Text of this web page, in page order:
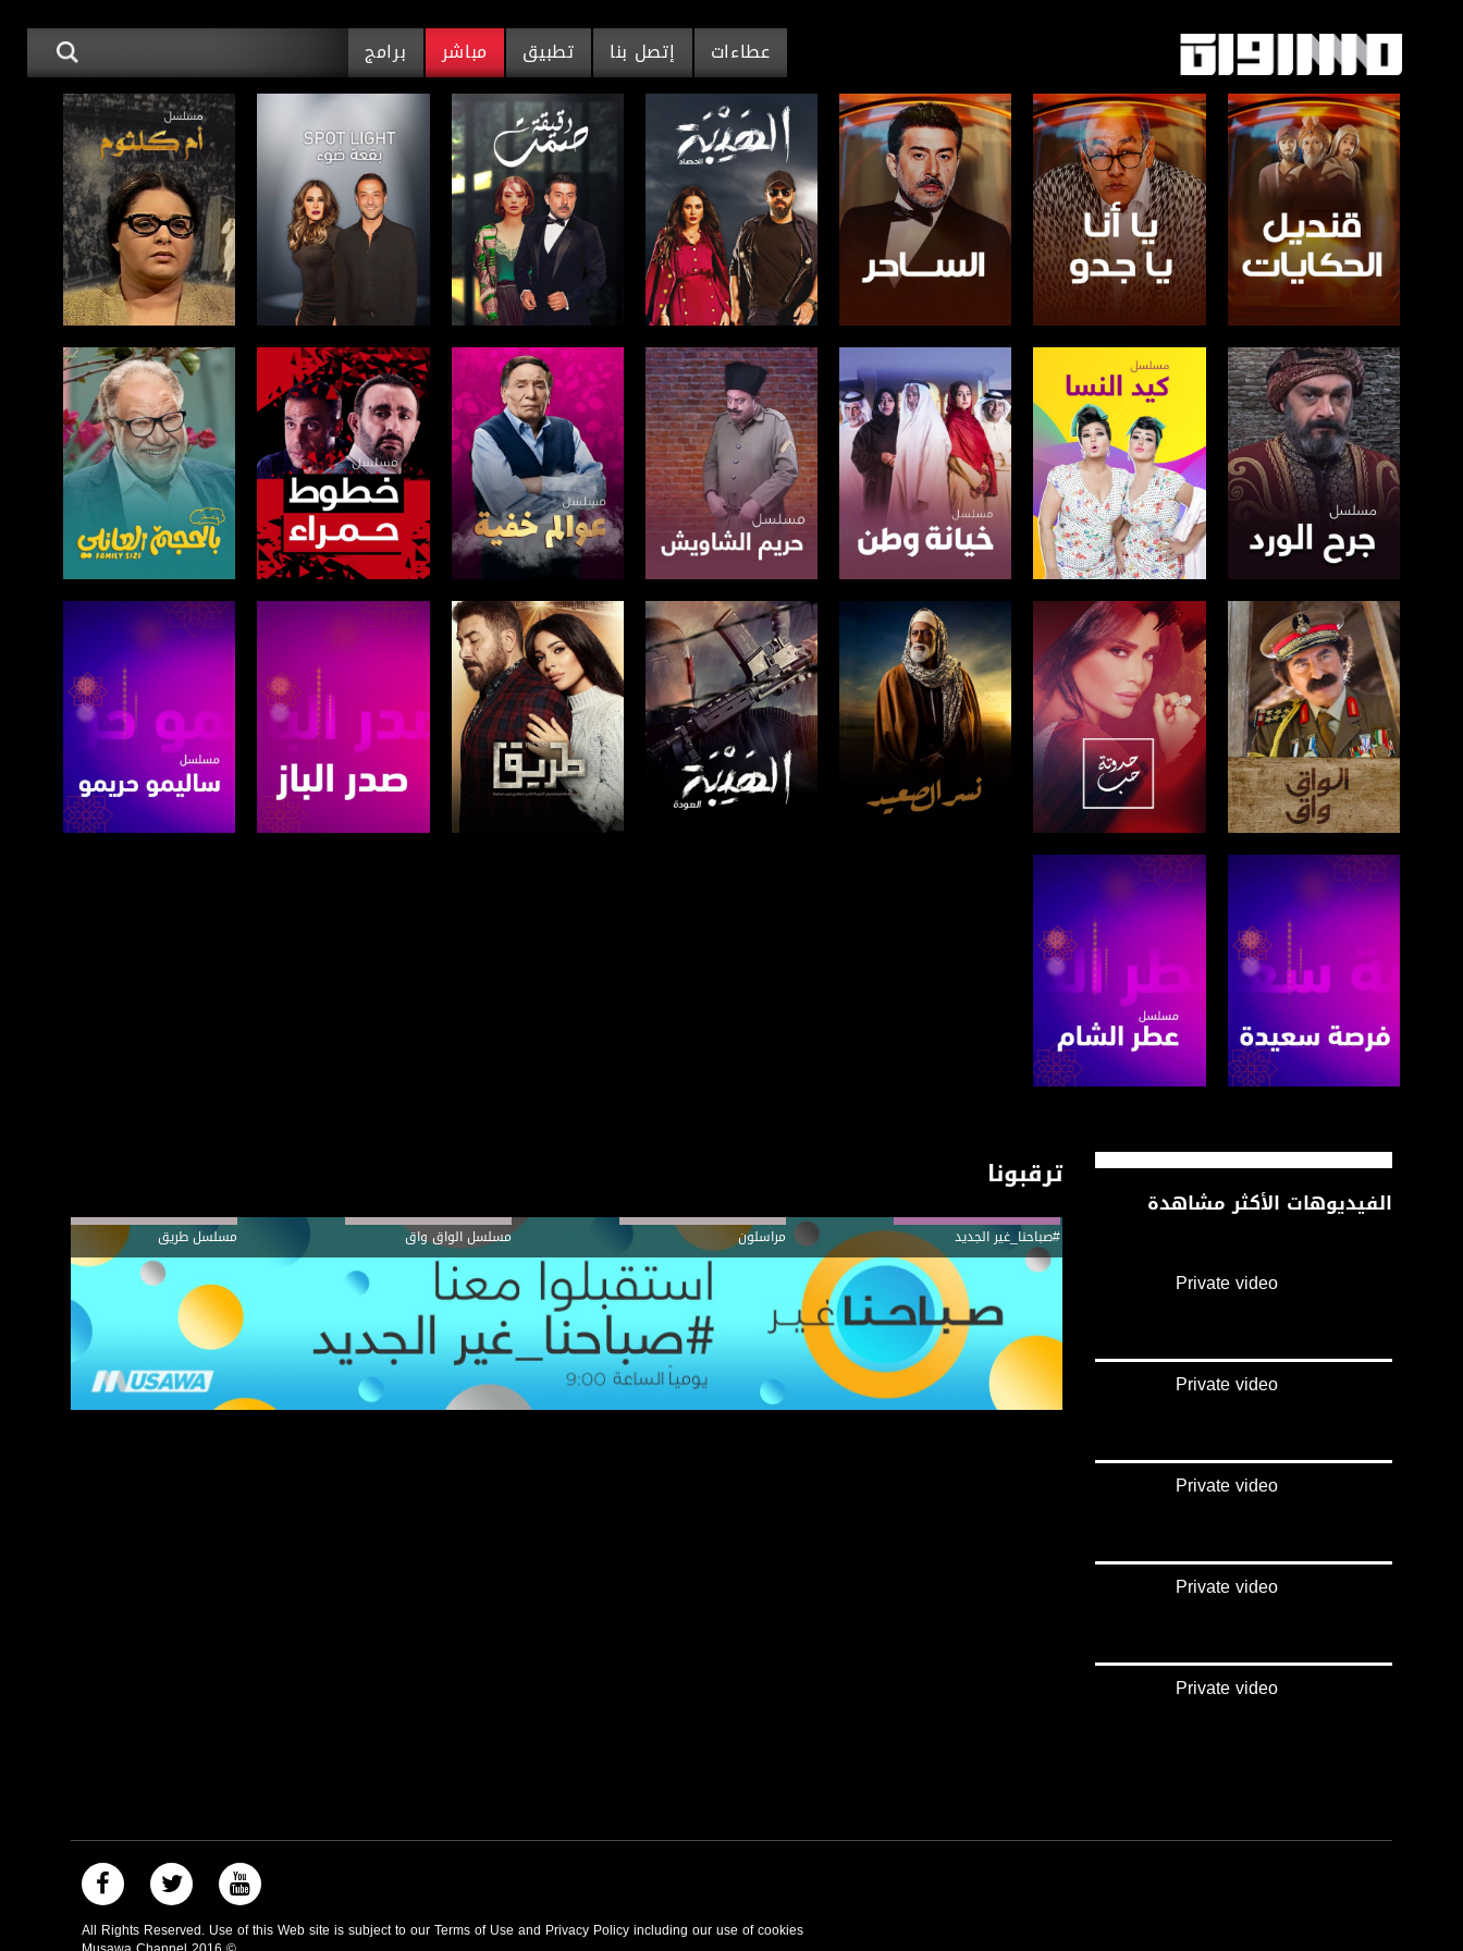
عطاءات إتصل بنا تطبيق مباشر برامج
صفحة البرنامج صفحة البرنامج صفحة البرنامج صفحة البرنامج صفحة البرنامج صفحة البرنامج صفحة البرنامج
صفحة البرنامج صفحة البرنامج صفحة البرنامج صفحة البرنامج صفحة البرنامج صفحة البرنامج صفحة البرنامج
صفحة البرنامج صفحة البرنامج
صفحة البرنامج صفحة البرنامج
ترقبونا
#صباحنا_غير الجديد مراسلون مسلسل الواق واق مسلسل طريق
الفيديوهات الأكثر مشاهدة
Private video
Private video
Private video
Private video
Private video
All Rights Reserved. Use of this Web site is subject to our Terms of Use and Privacy Policy including our use of cookies